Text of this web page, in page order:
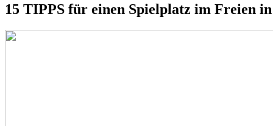
15 TIPPS für einen Spielplatz im Freien